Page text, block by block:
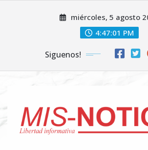
miércoles, 5 agosto
4:47:02 PM
Siguenos!